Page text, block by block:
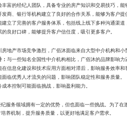
丰富的经纪人团队，具备专业的房产知识和交易技巧，能
发商、银行等机构建立了良好的合作关系，能够为客户提
建立了完善的客户服务体系，包括线上线下多种沟通渠道
的良好口碑，能够提升客户信任度，吸引更多客户。
房地产市场竞争激烈，广佰沐面临来自大型中介机构和小
：与一些知名全国性中介机构相比，广佰沐的品牌影响力
在信息化建设和技术应用方面相对滞后，影响服务效率和
面临优秀人才流失的问题，影响团队稳定性和服务质量。
成本控制可能面临挑战，影响盈利能力。
服务领域拥有一定的优势，但也面临一些挑战。为了
养机制，提升服务质量，以更好地满足客户需求。